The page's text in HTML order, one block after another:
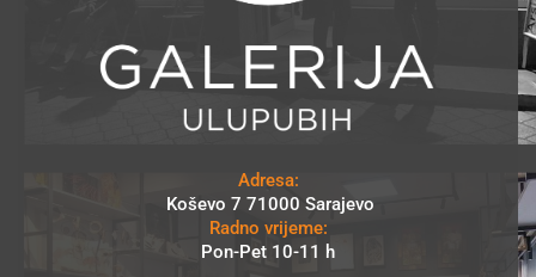
Adresa:
Koševo 7 71000 Sarajevo
Radno vrijeme:
Pon-Pet 10-11 h